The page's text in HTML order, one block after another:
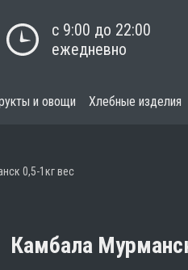
с 9:00 до 22:00
ежедневно
и овощи Хлебные изделия
0,5-1кг вес
Камбала